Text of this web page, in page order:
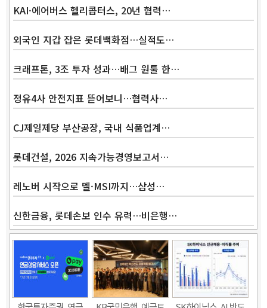
KAI·에어버스 헬리콥터스, 20년 협력…
외국인 지갑 잡은 롯데백화점…실적도…
크래프톤, 3조 투자 성과…배그 원툴 한…
정유4사 안전지표 뜯어보니…협력사…
CJ제일제당 부산공장, 국내 식품업계…
롯데건설, 2026 지속가능경영보고서…
레노버 시작으로 델·MSI까지…삼성…
신한금융, 롯데손보 인수 유력…비은행…